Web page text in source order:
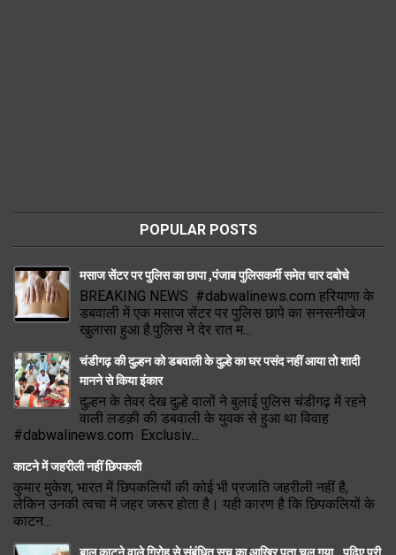
POPULAR POSTS
मसाज सेंटर पर पुलिस का छापा ,पंजाब पुलिसकर्मी समेत चार दबोचे
BREAKING NEWS #dabwalinews.com हरियाणा के
डबवाली में एक मसाज सेंटर पर पुलिस छापे का सनसनीखेज
खुलासा हुआ है.पुलिस ने देर रात म...
चंडीगढ़ की दुल्हन को डबवाली के दुल्हे का घर पसंद नहीं आया तो शादी
मानने से किया इंकार
दुल्हन के तेवर देख दुल्हे वालों ने बुलाई पुलिस चंडीगढ़ में रहने
वाली लडक़ी की डबवाली के युवक से हुआ था विवाह
#dabwalinews.com Exclusiv...
काटने में जहरीली नहीं छिपकली
कुमार मुकेश, भारत में छिपकलियों की कोई भी प्रजाति जहरीली नहीं है,
लेकिन उनकी त्वचा में जहर जरूर होता है। यही कारण है कि छिपकलियों के
काटन...
बाल काटने वाले गिरोह से संबंधित सच का आखिर पता चल गया.. पढ़िए पूरी